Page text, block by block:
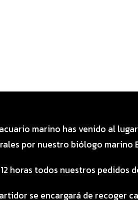
marino has venido al
por nuestro biólogo marino
horas todos nuestros pedidos
se encargará de recoger